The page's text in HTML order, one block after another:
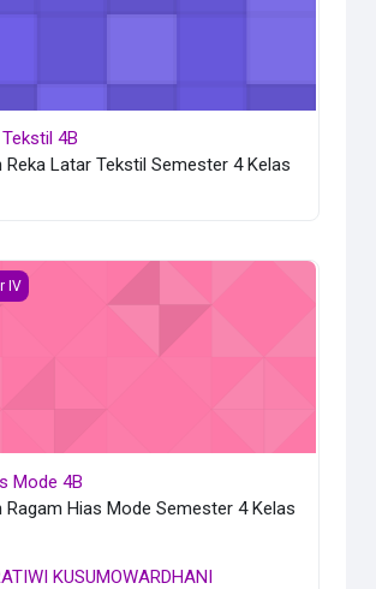
4B
Reka Latar Tekstil Semester 4 Kelas
4B
IV
Mode 4B
Ragam Hias Mode Semester 4 Kelas
KUSUMOWARDHANI